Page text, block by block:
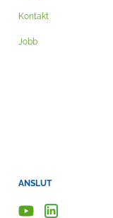
Kontakt
Jobb
ANSLUT